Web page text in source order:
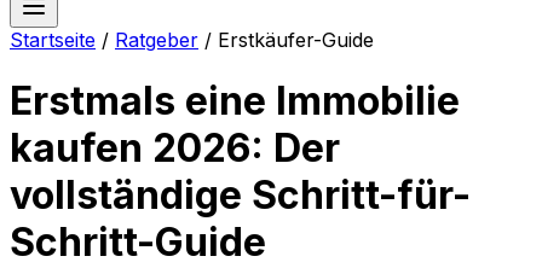
Startseite / Ratgeber / Erstkäufer-Guide
Erstmals eine Immobilie
kaufen 2026: Der
vollständige Schritt-für-
Schritt-Guide